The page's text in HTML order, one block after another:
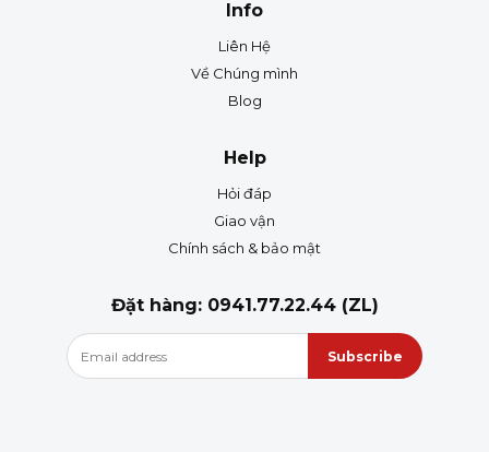
Info
Liên Hệ
Về Chúng mình
Blog
Help
Hỏi đáp
Giao vận
Chính sách & bảo mật
Đặt hàng: 0941.77.22.44 (ZL)
Subscribe